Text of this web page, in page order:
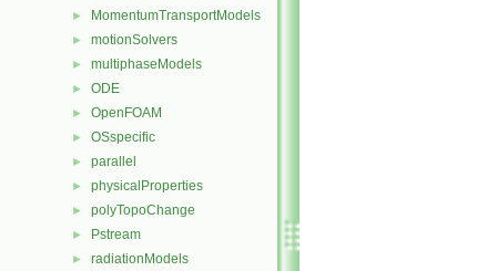
► MomentumTransportModels
► motionSolvers
► multiphaseModels
► ODE
► OpenFOAM
► OSspecific
► parallel
► physicalProperties
► polyTopoChange
► Pstream
► radiationModels